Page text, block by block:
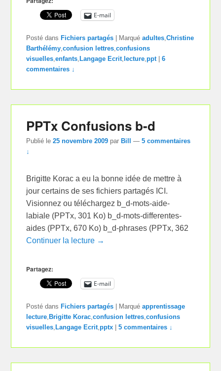
E-mail
Posté dans Fichiers partagés Marqué adultes,Christine
Barthélémy,confusion lettres,confusions
visuelles,enfants, Langage Ecrit, lecture,ppt |6
commentaires ↓
PPTx Confusions b-d
Publié le25 novembre 2009 par Bill —5 commentaires
↓
Brigitte Korac a eu la bonne idée de mettre à
jour certains de ses fichiers partagés ICI.
Visionnez ou téléchargez b_d-mots-aide-
labiale (PPTx, 301 Ko) b_d-mots-differentes-
aides (PPTx, 670 Ko) b_d-phrases (PPTx, 362
Continuer la lecture →
Partagez:
E-mail
Posté dans Fichiers partagés Marqué apprentissage
lecture, Brigitte Korac,confusion lettres,confusions
visuelles, Langage Ecrit,pptx |5 commentaires ↓